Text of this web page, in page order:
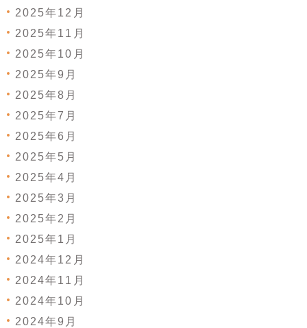
2025年12月
2025年11月
2025年10月
2025年9月
2025年8月
2025年7月
2025年6月
2025年5月
2025年4月
2025年3月
2025年2月
2025年1月
2024年12月
2024年11月
2024年10月
2024年9月